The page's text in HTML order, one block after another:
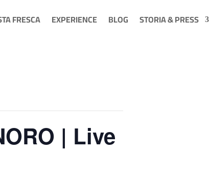
FRESCA EXPERIENCE BLOG STORIA & PRESS
| Live